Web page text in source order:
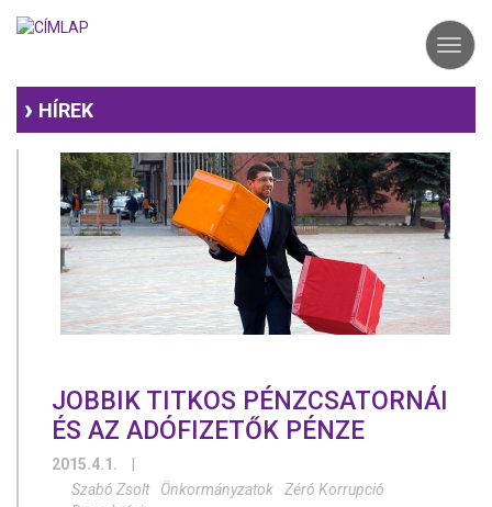
HÍREK
JOBBIK TITKOS PÉNZCSATORNÁI
ÉS AZ ADÓFIZETŐK PÉNZE
2015.4.1.
Szabó Zsolt
Önkormányzatok
Zéró Korrupció